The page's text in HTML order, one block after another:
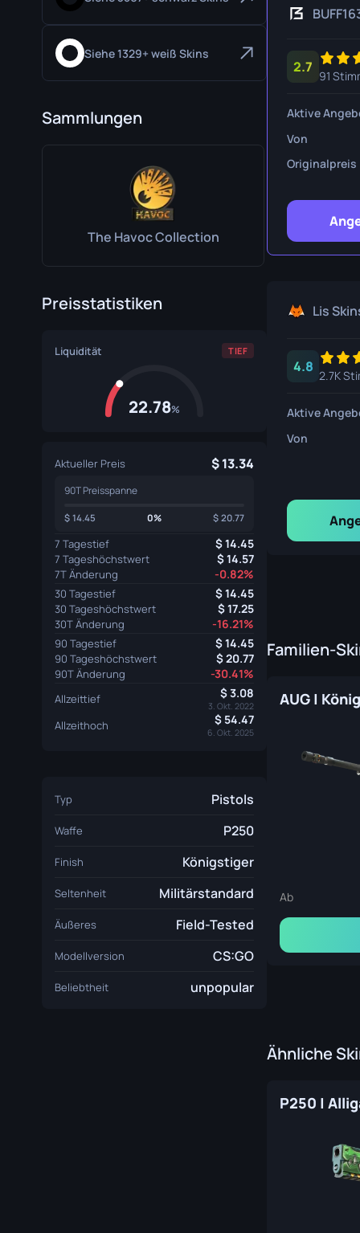
Shadow
Ursus
Siehe 1329+ weiß Skins
Sammlungen
The Havoc Collection
Preisstatistiken
Liquidität TIEF
22.78%
Aktueller Preis 13.34
90T Preisspanne
14.45 0% 20.77
7 Tagestief 14.45
7 Tageshöchstwert 14.57
7T Änderung -0.82%
30 Tagestief 14.45
30 Tageshöchstwert 17.25
30T Änderung -16.21%
90 Tagestief 14.45
90 Tageshöchstwert 20.77
90T Änderung -30.41%
Allzeittief 3.08
3. Okt. 2022
Allzeithoch 54.47
6. Okt. 2025
Typ Pistols
Waffe P250
Finish Königstiger
Seltenheit Militärstandard
Äußeres Field-Tested
Modellversion CS:GO
Beliebtheit unpopular
2.7
91
Aktive
Von
Originalpreis
Lis
4.8
2.7K
Aktive
Von
Familien-
AUG |
Ab
Ähnliche
P250 |